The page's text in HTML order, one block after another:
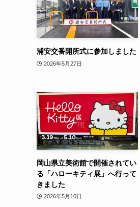
浦安交番開所式に参加しました
2026年5月27日
岡山県立美術館で開催されてい
る「ハローキティ展」へ行って
きました
2026年5月10日